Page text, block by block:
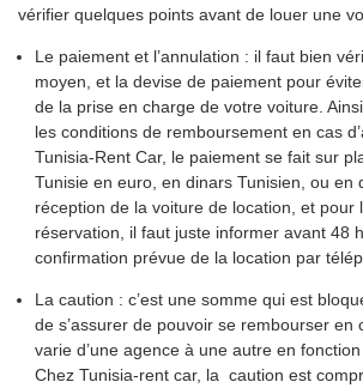
vérifier quelques points avant de louer une
Le paiement et l’annulation : il faut bien
moyen, et la devise de paiement pour
de la prise en charge de votre voiture.
les conditions de remboursement en cas
Tunisia-Rent Car, le paiement se fait sur
Tunisie en euro, en dinars Tunisien, ou en
réception de la voiture de location, et pour
réservation, il faut juste informer avant 48
confirmation prévue de la location par
La caution : c’est une somme qui est
de s’assurer de pouvoir se rembourser en
varie d’une agence à une autre en
Chez Tunisia-rent car, la caution est